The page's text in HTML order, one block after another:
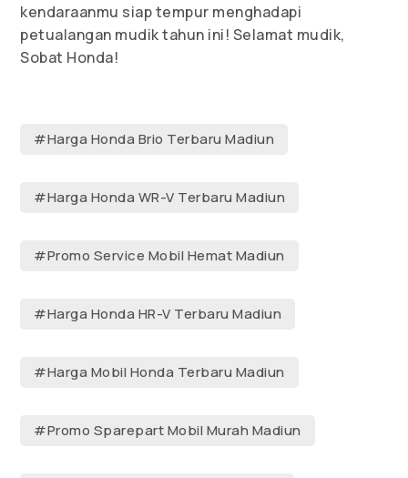
kendaraanmu siap tempur menghadapi
petualangan mudik tahun ini! Selamat mudik,
Sobat Honda!
#Harga Honda Brio Terbaru Madiun
#Harga Honda WR-V Terbaru Madiun
#Promo Service Mobil Hemat Madiun
#Harga Honda HR-V Terbaru Madiun
#Harga Mobil Honda Terbaru Madiun
#Promo Sparepart Mobil Murah Madiun